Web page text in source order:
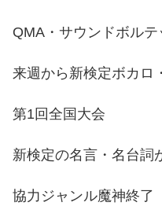
QMA・サウンドボル
来週から新検定ボカロ
第1回全国大会
新検定の名言・名台詞
協力ジャンル魔神終了